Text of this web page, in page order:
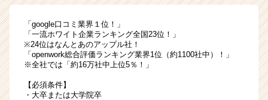
「google口コミ業界１位！」
「一流ホワイト企業ランキング全国23位！」
※24位はなんとあのアップル社！
「openwork総合評価ランキング業界1位（約1100社中）！」
※全社では「約16万社中上位5％！」
【必須条件】
・大卒または大学院卒